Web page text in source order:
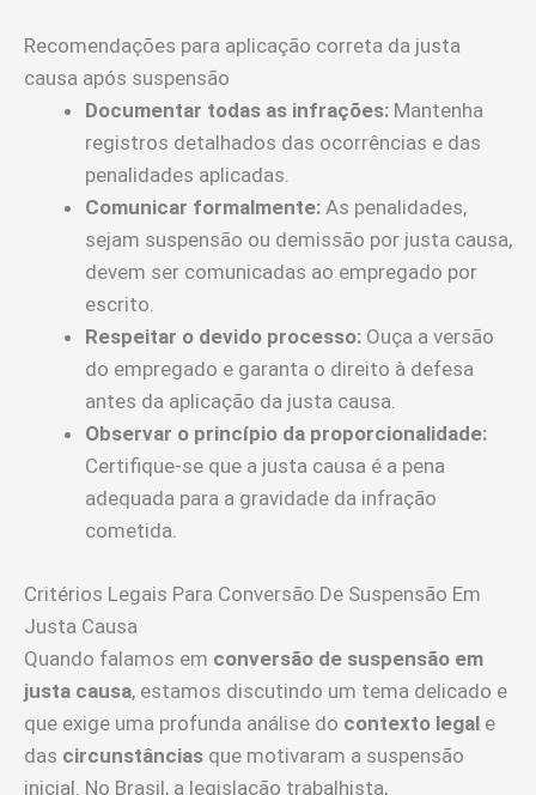
Recomendações para aplicação correta da justa
causa após suspensão
Documentar todas as infrações: Mantenha
registros detalhados das ocorrências e das
penalidades aplicadas.
Comunicar formalmente: As penalidades,
sejam suspensão ou demissão por justa causa,
devem ser comunicadas ao empregado por
escrito.
Respeitar o devido processo: Ouça a versão
do empregado e garanta o direito à defesa
antes da aplicação da justa causa.
Observar o princípio da proporcionalidade:
Certifique-se que a justa causa é a pena
adequada para a gravidade da infração
cometida.
Critérios Legais Para Conversão De Suspensão Em
Justa Causa
Quando falamos em conversão de suspensão em
justa causa, estamos discutindo um tema delicado e
que exige uma profunda análise do contexto legal e
das circunstâncias que motivaram a suspensão
inicial. No Brasil, a legislação trabalhista,